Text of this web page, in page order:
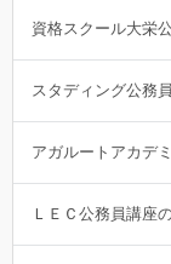
資格スクール大栄
スタディング公務
アガルートアカデ
ＬＥＣ公務員講座